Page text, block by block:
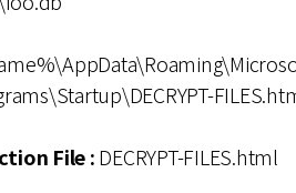
File :DECRYPT-FILES.html